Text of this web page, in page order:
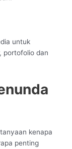
untuk
portofolio dan
kenapa
penting